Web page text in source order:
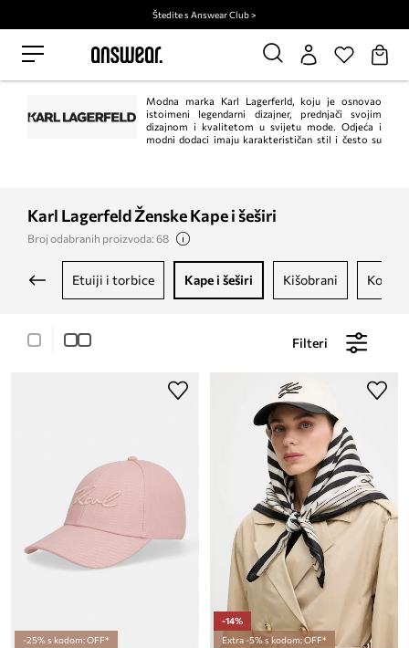
Štedite s Answear Club >
Modna marka Karl Lagerferld, koju je osnovao
istoimeni legendarni dizajner, prednjači svojim
dizajnom i kvalitetom u svijetu mode. Odjeća i
modni dodaci imaju karakterističan stil i često su
Karl Lagerfeld Ženske Kape i šeširi
Broj odabranih proizvoda: 68
etuiji i torbice kape i šeširi kišobrani
Filteri
-25% s kodom: OFF*
-14%
Extra -5% s kodom: OFF*